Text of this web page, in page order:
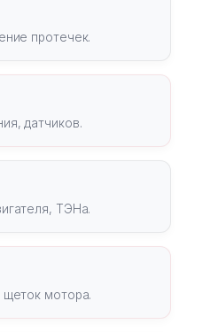
протечек.
датчиков.
ТЭНа.
мотора.